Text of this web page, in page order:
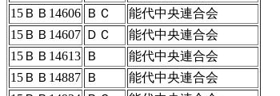
15ＢＢ14606 ＢＣ
能代中央連合会
15ＢＢ14607 ＤＣ
能代中央連合会
15ＢＢ14613 Ｂ
能代中央連合会
15ＢＢ14887 Ｂ
能代中央連合会